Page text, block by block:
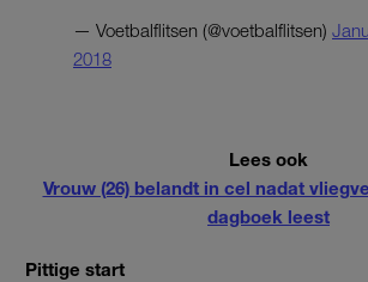
— Voetbalflitsen (@voetbalflitsen)
2018
Lees ook
Vrouw (26) belandt in cel nadat
dagboek leest
Pittige start